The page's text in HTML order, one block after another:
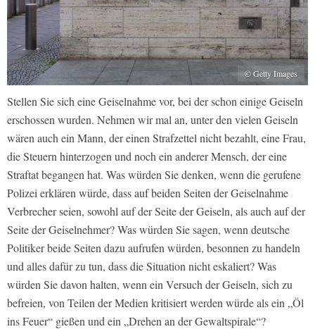
© Getty Images
Stellen Sie sich eine Geiselnahme vor, bei der schon einige Geiseln
erschossen wurden. Nehmen wir mal an, unter den vielen Geiseln
wären auch ein Mann, der einen Strafzettel nicht bezahlt, eine Frau,
die Steuern hinterzogen und noch ein anderer Mensch, der eine
Straftat begangen hat. Was würden Sie denken, wenn die gerufene
Polizei erklären würde, dass auf beiden Seiten der Geiselnahme
Verbrecher seien, sowohl auf der Seite der Geiseln, als auch auf der
Seite der Geiselnehmer? Was würden Sie sagen, wenn deutsche
Politiker beide Seiten dazu aufrufen würden, besonnen zu handeln
und alles dafür zu tun, dass die Situation nicht eskaliert? Was
würden Sie davon halten, wenn ein Versuch der Geiseln, sich zu
befreien, von Teilen der Medien kritisiert werden würde als ein „Öl
ins Feuer“ gießen und ein „Drehen an der Gewaltspirale“?